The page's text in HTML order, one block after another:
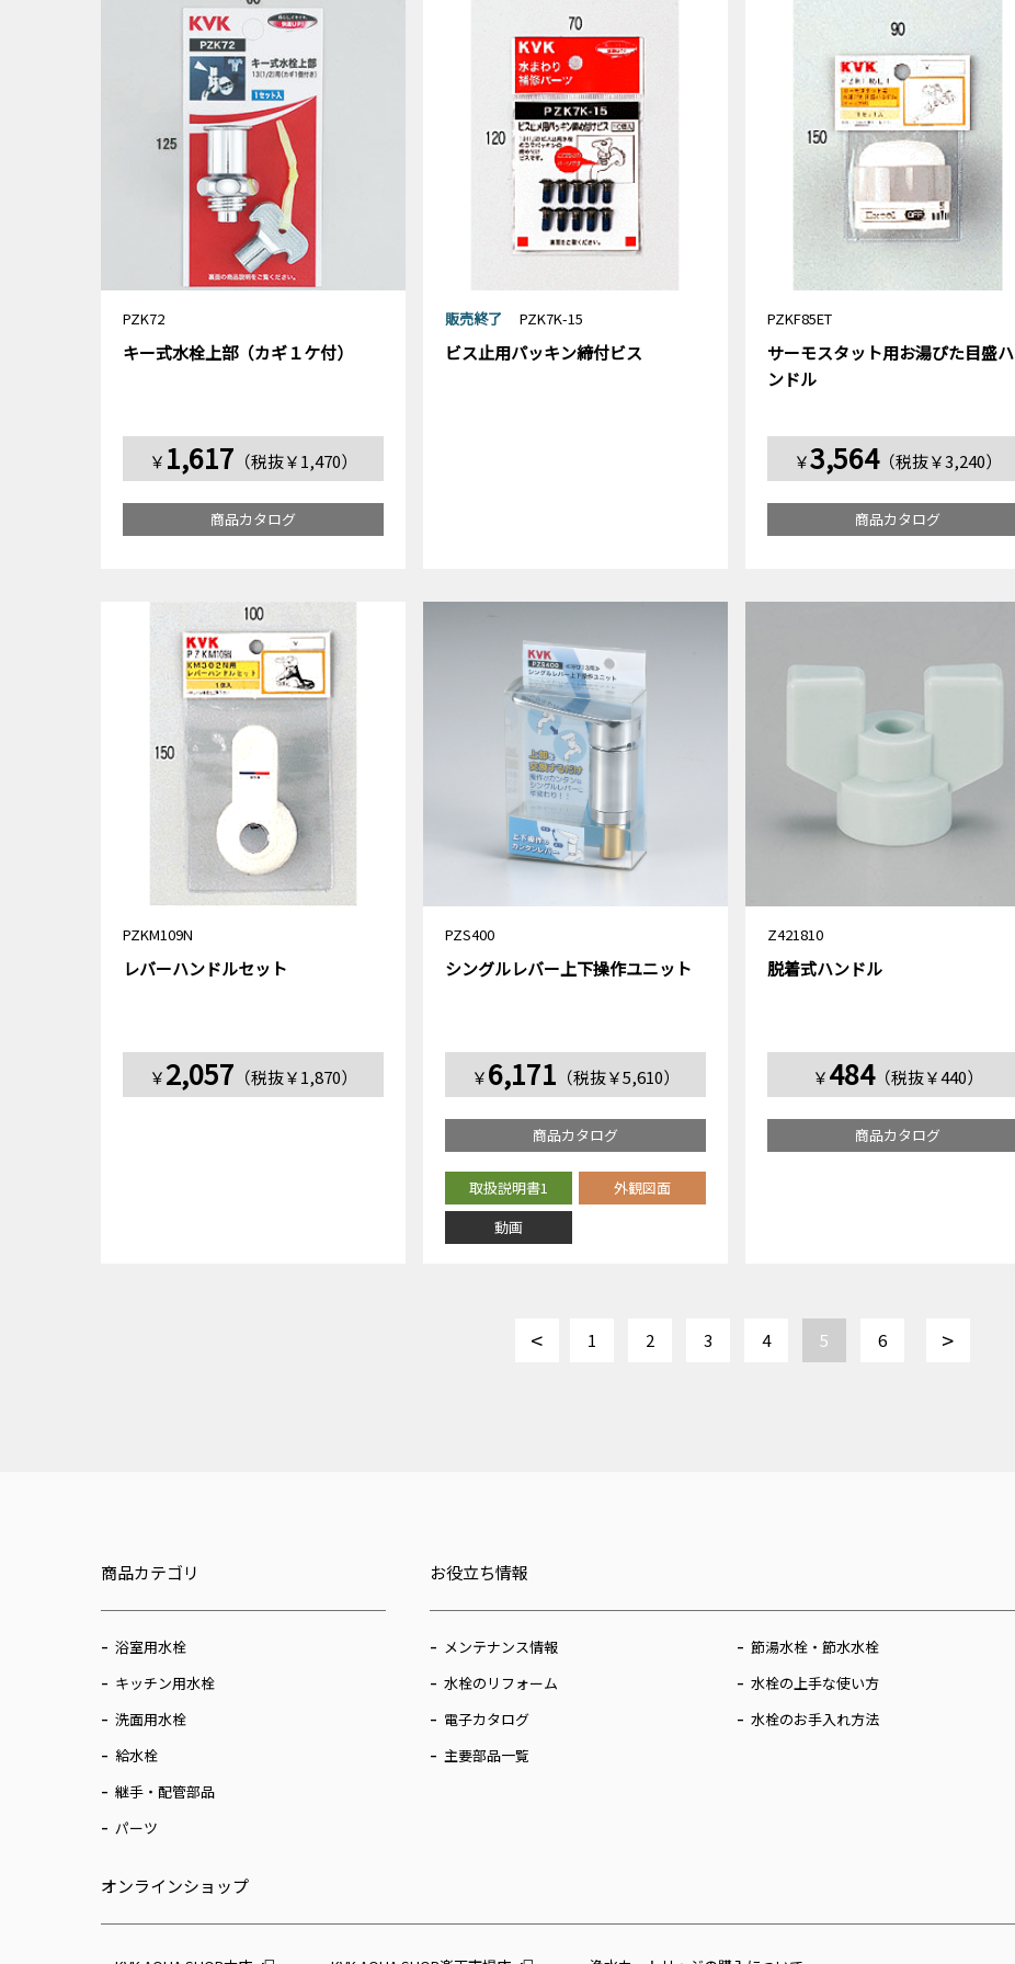
PZK72
キー式水栓上部（カギ１ケ付）
￥ 1,617 （税抜￥1,470）
商品カタログ
販売終了 PZK7K-15
ビス止用パッキン締付ビス
PZKF85ET
サーモスタット用お湯ぴた目盛ハ
ンドル
￥3,564（税抜￥3,240）
商品カタログ
PZKM109N
レバーハンドルセット
￥2,057 （税抜￥1,870）
PZS400
シングルレバー上下操作ユニット
￥6,171 （税抜￥5,610）
商品カタログ
取扱説明書1
外観図面
動画
Z421810
脱着式ハンドル
￥484（税抜￥440）
商品カタログ
< 1 2 3 4 5 6 >
商品カテゴリ
浴室用水栓
キッチン用水栓
洗面用水栓
給水栓
継手・配管部品
パーツ
お役立ち情報
メンテナンス情報
節湯水栓・節水水栓
水栓のリフォーム
水栓の上手な使い方
電子カタログ
水栓のお手入れ方法
主要部品一覧
オンラインショップ